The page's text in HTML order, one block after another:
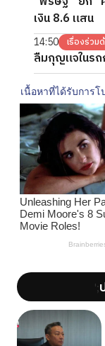
เงิน 8.6 แสน
14:50 เรื่องร่วม
ลืมกุญแจในรถ
';